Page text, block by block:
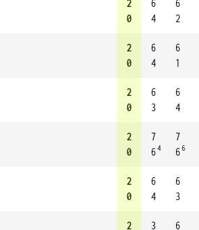
2
0
6
4
6
2
2
0
6
4
6
1
2
0
6
3
6
4
2
0
7
64
7
66
2
0
6
4
6
3
2 3 6